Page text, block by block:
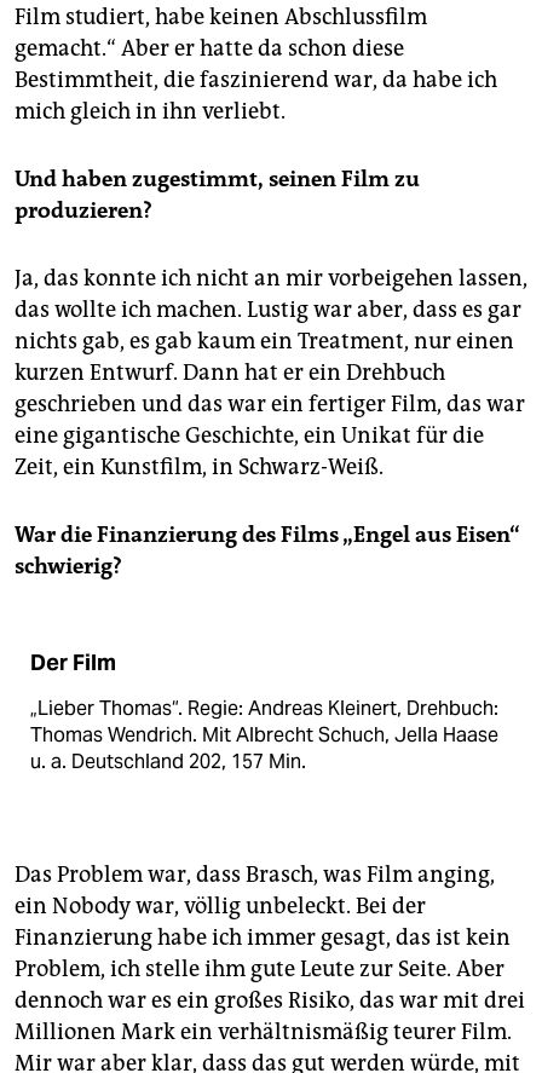
Film studiert, habe keinen Abschlussfilm
gemacht.“ Aber er hatte da schon diese
Bestimmtheit, die faszinierend war, da habe ich
mich gleich in ihn verliebt.
Und haben zugestimmt, seinen Film zu
produzieren?
Ja, das konnte ich nicht an mir vorbeigehen lassen,
das wollte ich machen. Lustig war aber, dass es gar
nichts gab, es gab kaum ein Treatment, nur einen
kurzen Entwurf. Dann hat er ein Drehbuch
geschrieben und das war ein fertiger Film, das war
eine gigantische Geschichte, ein Unikat für die
Zeit, ein Kunstfilm, in Schwarz-Weiß.
War die Finanzierung des Films „Engel aus Eisen“
schwierig?
Der Film
„Lieber Thomas“. Regie: Andreas Kleinert, Drehbuch:
Thomas Wendrich. Mit Albrecht Schuch, Jella Haase
u. a. Deutschland 202, 157 Min.
Das Problem war, dass Brasch, was Film anging,
ein Nobody war, völlig unbeleckt. Bei der
Finanzierung habe ich immer gesagt, das ist kein
Problem, ich stelle ihm gute Leute zur Seite. Aber
dennoch war es ein großes Risiko, das war mit drei
Millionen Mark ein verhältnismäßig teurer Film.
Mir war aber klar, dass das gut werden würde, mit